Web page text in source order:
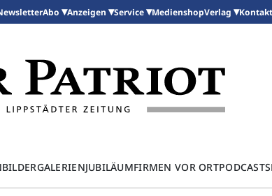
Abo Anzeigen Service MedienshopVerlag Kontakt
BILDERGALERIENJUBILÄUMFIRMEN VOR ORTPODCASTS